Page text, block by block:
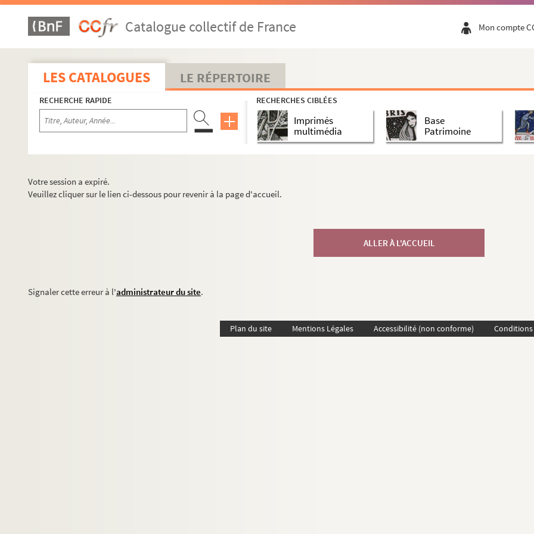
Catalogue collectif de France Mon compte
LES CATALOGUES LE RÉPERTOIRE
RECHERCHE RAPIDE RECHERCHES CIBLÉES
Imprimés
multimédia
Base
Patrimoine
Votre session a expiré.
Veuillez cliquer sur le lien ci-dessous pour revenir à la page d'accueil.
ALLER À L'ACCUEIL
Signaler cette erreur à l'administrateur du site.
Plan du site Mentions Légales Accessibilité (non conforme)